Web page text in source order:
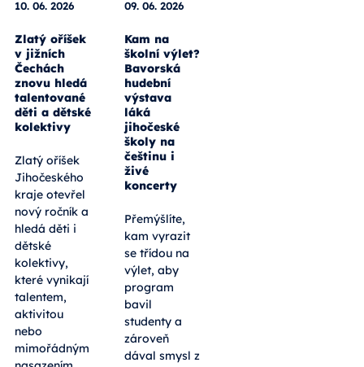
10. 06. 2026
Zlatý oříšek
v jižních
Čechách
znovu hledá
talentované
děti a dětské
kolektivy
Zlatý oříšek
Jihočeského
kraje otevřel
nový ročník a
hledá děti i
dětské
kolektivy,
které vynikají
talentem,
aktivitou
nebo
mimořádným
09. 06. 2026
Kam na
školní výlet?
Bavorská
hudební
výstava
láká
jihočeské
školy na
češtinu i
živé
koncerty
Přemýšlíte,
kam vyrazit
se třídou na
výlet, aby
program
bavil
studenty a
zároveň
dával smysl z